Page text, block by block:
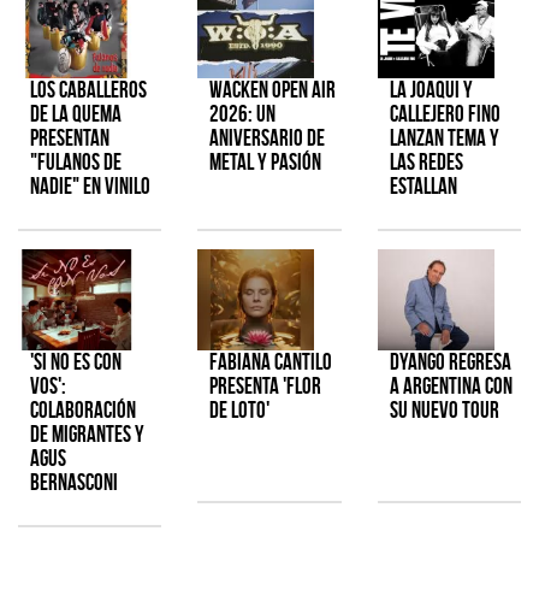
Los Caballeros
de la Quema
presentan
"Fulanos de
Nadie" en vinilo
Wacken Open Air
2026: Un
aniversario de
metal y pasión
La Joaqui y
Callejero Fino
lanzan tema y
las redes
estallan
'Si No Es Con
Vos':
colaboración
de Migrantes y
Agus
Bernasconi
Fabiana Cantilo
presenta 'Flor
de Loto'
Dyango regresa
a Argentina con
su nuevo tour